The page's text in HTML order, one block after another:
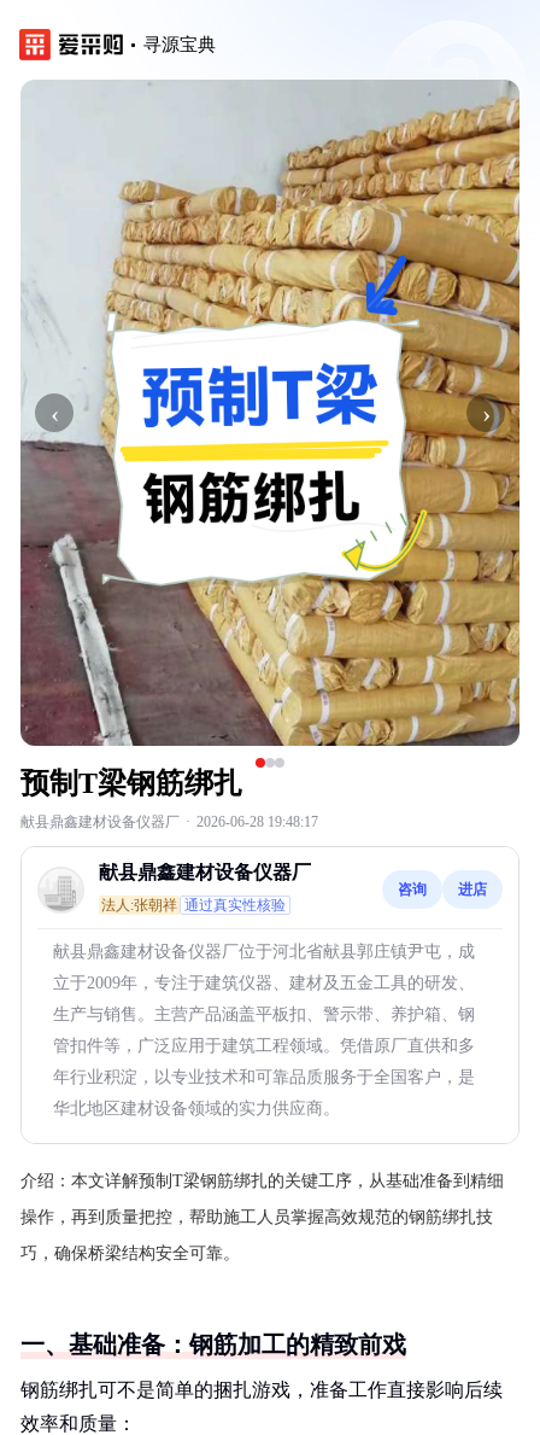
寻源宝典
‹ ›
预制T梁钢筋绑扎
献县鼎鑫建材设备仪器厂 · 2026-06-28 19:48:17
献县鼎鑫建材设备仪器厂
法人:张朝祥 通过真实性核验
咨询 进店
献县鼎鑫建材设备仪器厂位于河北省献县郭庄镇尹屯，成
立于2009年，专注于建筑仪器、建材及五金工具的研发、
生产与销售。主营产品涵盖平板扣、警示带、养护箱、钢
管扣件等，广泛应用于建筑工程领域。凭借原厂直供和多
年行业积淀，以专业技术和可靠品质服务于全国客户，是
华北地区建材设备领域的实力供应商。
介绍： 本文详解预制T梁钢筋绑扎的关键工序，从基础准备到精细
操作，再到质量把控，帮助施工人员掌握高效规范的钢筋绑扎技
巧，确保桥梁结构安全可靠。
一、基础准备：钢筋加工的精致前戏
钢筋绑扎可不是简单的捆扎游戏，准备工作直接影响后续
效率和质量：